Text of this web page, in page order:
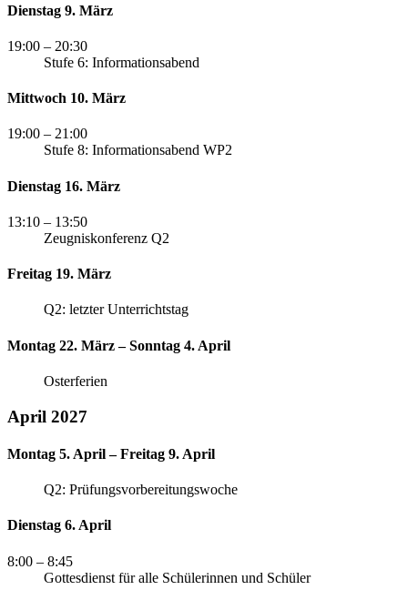
Dienstag 9. März
19:00 – 20:30
Stufe 6: Informationsabend
Mittwoch 10. März
19:00 – 21:00
Stufe 8: Informationsabend WP2
Dienstag 16. März
13:10 – 13:50
Zeugniskonferenz Q2
Freitag 19. März
Q2: letzter Unterrichtstag
Montag 22. März – Sonntag 4. April
Osterferien
April 2027
Montag 5. April – Freitag 9. April
Q2: Prüfungsvorbereitungswoche
Dienstag 6. April
8:00 – 8:45
Gottesdienst für alle Schülerinnen und Schüler